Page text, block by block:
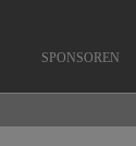
SPONSOREN